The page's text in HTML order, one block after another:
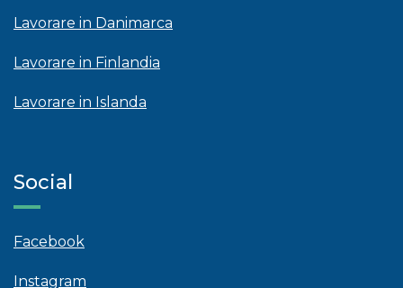
Lavorare in Danimarca
Lavorare in Finlandia
Lavorare in Islanda
Social
Facebook
Instagram